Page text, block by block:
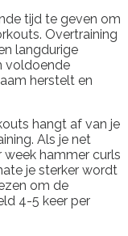
tijd te geven om
Overtraining
langdurige
voldoende
herstelt en
hangt af van je
Als je net
week hammer curls
je sterker wordt
om de
4-5 keer per